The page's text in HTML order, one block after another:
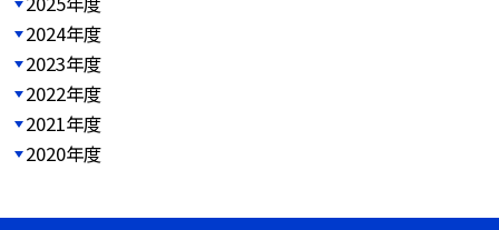
2024年度
2023年度
2022年度
2021年度
2020年度